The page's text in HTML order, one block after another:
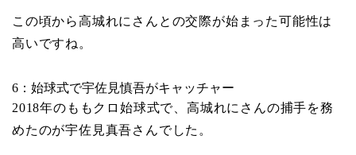
この頃から高城れにさんとの交際が始まった可能性は
高いですね。
6：始球式で宇佐見慎吾がキャッチャー
2018年のももクロ始球式で、高城れにさんの捕手を務
めたのが宇佐見真吾さんでした。